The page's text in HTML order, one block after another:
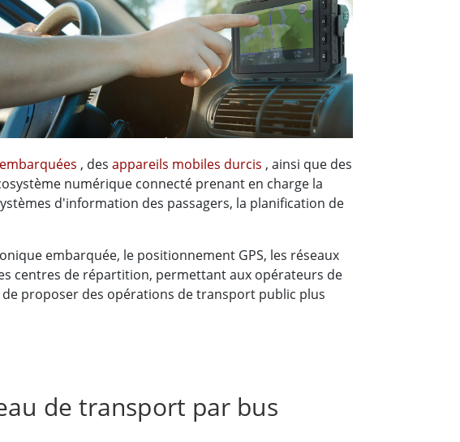
, des appareils mobiles durcis , ainsi que des
numérique connecté prenant en charge la
d'information des passagers, la planification de
embarquée, le positionnement GPS, les réseaux
centres de répartition, permettant aux opérateurs de
proposer des opérations de transport public plus
de transport par bus